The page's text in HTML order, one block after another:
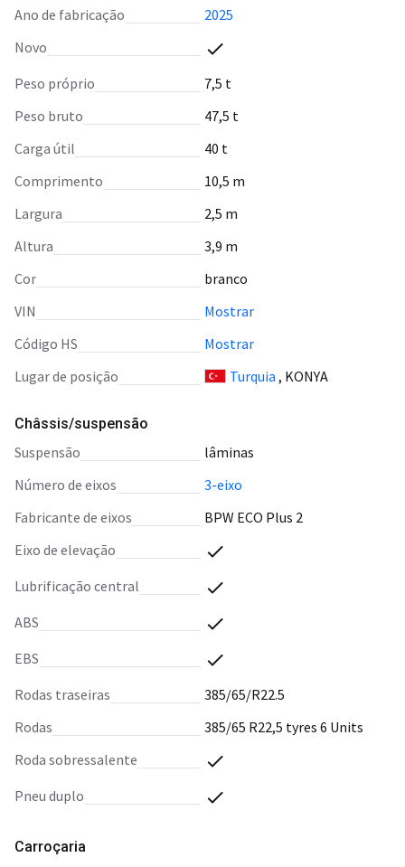
Ano de fabricação
2025
Novo
Peso próprio
7,5 t
Peso bruto
47,5 t
Carga útil
40 t
Comprimento
10,5 m
Largura
2,5 m
Altura
3,9 m
Cor
branco
VIN
Mostrar
Código HS
Mostrar
Lugar de posição
Turquia , KONYA
Châssis/suspensão
suspensão
lâminas
número de eixos
3-eixo
fabricante de eixos
BPW ECO Plus 2
eixo de elevação
lubrificação central
ABS
EBS
rodas traseiras
385/65/R22.5
rodas
385/65 R22,5 tyres 6 Units
roda sobressalente
pneu duplo
Carroçaria